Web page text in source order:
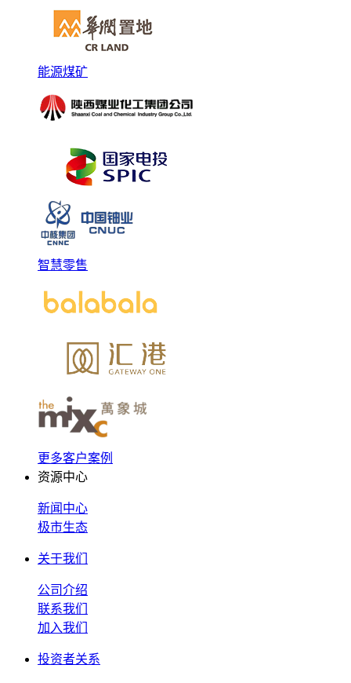
能源煤矿
智慧零售
更多客户案例
资源中心
新闻中心
极市生态
关于我们
公司介绍
联系我们
加入我们
投资者关系